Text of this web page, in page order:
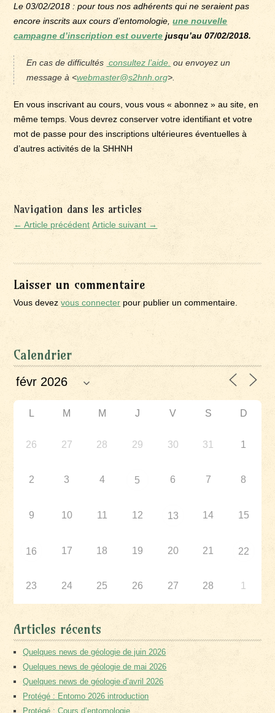
Le 03/02/2018 : pour tous nos adhérents qui ne seraient pas
encore inscrits aux cours d’entomologie,une nouvelle
campagne d’inscription est ouverte jusqu’au 07/02/2018.
En cas de difficultés consultez l’aide. ou envoyez un
message à <webmaster@s2hnh.org>.
En vous inscrivant au cours, vous vous « abonnez » au site, en
même temps. Vous devrez conserver votre identifiant et votre
mot de passe pour des inscriptions ultérieures éventuelles à
d’autres activités de la SHHNH
Navigation dans les articles
← Article précédent Article suivant →
Laisser un commentaire
Vous devezvous connecter pour publier un commentaire.
Calendrier
L M M J V S D
26 27 28 29 30 31 1
2 3 4 5 6 7 8
9 10 11 12 13 14 15
16 17 18 19 20 21 22
23 24 25 26 27 28 1
Articles récents
Quelques news de géologie de juin 2026
Quelques news de géologie de mai 2026
Quelques news de géologie d’avril 2026
Protégé : Entomo 2026 introduction
Protégé : Cours d’entomologie